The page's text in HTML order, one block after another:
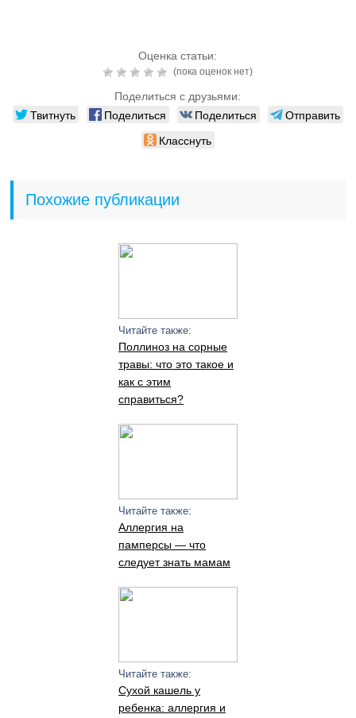
Оценка статьи:
(пока оценок нет)
Поделиться с друзьями:
Твитнуть Поделиться Поделиться
Отправить
Класснуть
Похожие публикации
Читайте также:
Поллиноз на сорные
травы: что это такое и
как с этим
справиться?
Читайте также:
Аллергия на
памперсы — что
следует знать мамам
Читайте также:
Сухой кашель у
ребенка: аллергия и